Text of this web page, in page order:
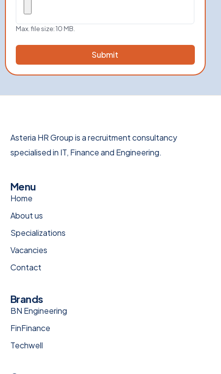
Max. file size: 10 MB.
Asteria HR Group is a recruitment consultancy
specialised in IT, Finance and Engineering.
Menu
Home
About us
Specializations
Vacancies
Contact
Brands
BN Engineering
FinFinance
Techwell